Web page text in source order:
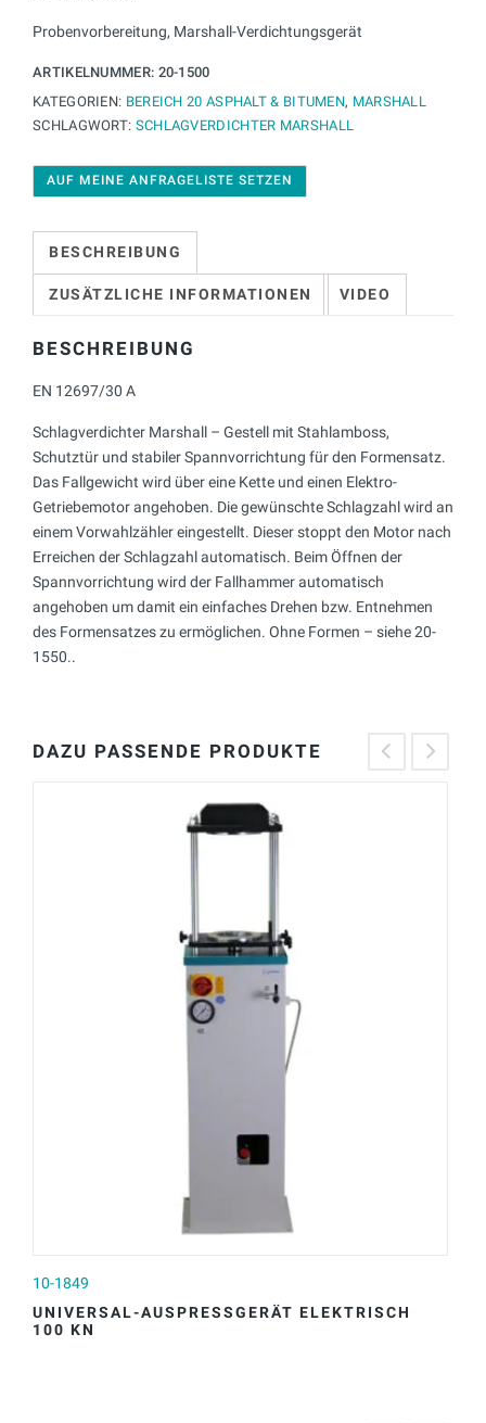
Probenvorbereitung, Marshall-Verdichtungsgerät
ARTIKELNUMMER: 20-1500
KATEGORIEN: BEREICH 20 ASPHALT & BITUMEN, MARSHALL
SCHLAGWORT: SCHLAGVERDICHTER MARSHALL
AUF MEINE ANFRAGELISTE SETZEN
BESCHREIBUNG
ZUSÄTZLICHE INFORMATIONEN VIDEO
BESCHREIBUNG
EN 12697/30 A
Schlagverdichter Marshall – Gestell mit Stahlamboss,
Schutztür und stabiler Spannvorrichtung für den Formensatz.
Das Fallgewicht wird über eine Kette und einen Elektro-
Getriebemotor angehoben. Die gewünschte Schlagzahl wird an
einem Vorwahlzähler eingestellt. Dieser stoppt den Motor nach
Erreichen der Schlagzahl automatisch. Beim Öffnen der
Spannvorrichtung wird der Fallhammer automatisch
angehoben um damit ein einfaches Drehen bzw. Entnehmen
des Formensatzes zu ermöglichen. Ohne Formen – siehe 20-
1550..
DAZU PASSENDE PRODUKTE
10-1849
UNIVERSAL-AUSPRESSGERÄT ELEKTRISCH
100 KN